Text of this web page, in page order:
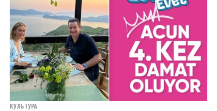
КУЛЬТУРА